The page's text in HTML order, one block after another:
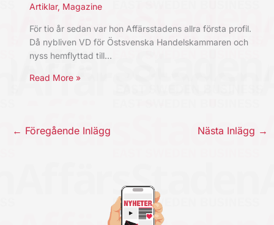
Artiklar, Magazine
För tio år sedan var hon Affärsstadens allra första profil.
Då nybliven VD för Östsvenska Handelskammaren och
nyss hemflyttad till…
Read More »
← Föregående Inlägg Nästa Inlägg →